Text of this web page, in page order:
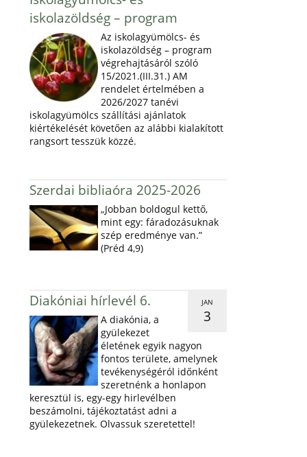
iskolazöldség – program
Az iskolagyümölcs- és
iskolazöldség – program
végrehajtásáról szóló
15/2021.(III.31.) AM
rendelet értelmében a
2026/2027 tanévi
iskolagyümölcs szállítási ajánlatok
kiértékelését követően az alábbi kialakított
rangsort tesszük közzé.
Szerdai bibliaóra 2025-2026
„Jobban boldogul kettő,
mint egy: fáradozásuknak
szép eredménye van.”
(Préd 4,9)
JAN
3
Diakóniai hírlevél 6.
A diakónia, a
gyülekezet
életének egyik nagyon
fontos területe, amelynek
tevékenységéról időnként
szeretnénk a honlapon
keresztül is, egy-egy hirlevélben
beszámolni, tájékoztatást adni a
gyülekezetnek. Olvassuk szeretettel!